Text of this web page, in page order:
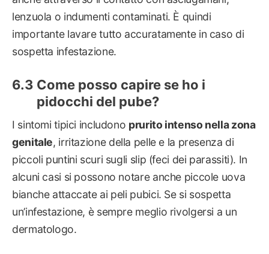
lenzuola o indumenti contaminati. È quindi
importante lavare tutto accuratamente in caso di
sospetta infestazione.
Come posso capire se ho i
pidocchi del pube?
I sintomi tipici includono prurito intenso nella zona
genitale, irritazione della pelle e la presenza di
piccoli puntini scuri sugli slip (feci dei parassiti). In
alcuni casi si possono notare anche piccole uova
bianche attaccate ai peli pubici. Se si sospetta
un’infestazione, è sempre meglio rivolgersi a un
dermatologo.